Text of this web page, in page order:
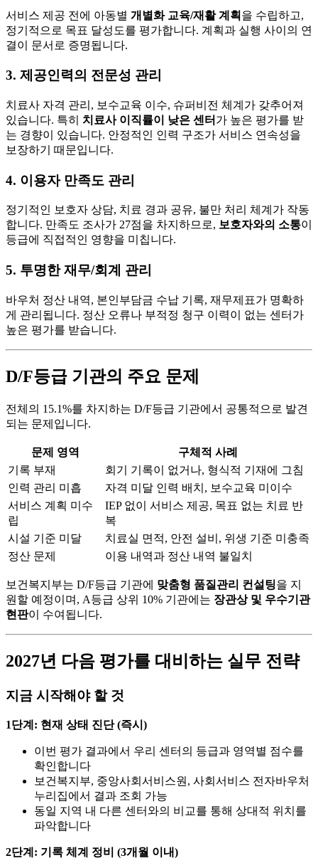
서비스 제공 전에 아동별 개별화 교육/재활 계획 을 수립하고,
정기적으로 목표 달성도를 평가합니다. 계획과 실행 사이의 연
결이 문서로 증명됩니다.
3. 제공인력의 전문성 관리
치료사 자격 관리, 보수교육 이수, 슈퍼비전 체계가 갖추어져
있습니다. 특히 치료사 이직률이 낮은 센터 가 높은 평가를 받
는 경향이 있습니다. 안정적인 인력 구조가 서비스 연속성을
보장하기 때문입니다.
4. 이용자 만족도 관리
정기적인 보호자 상담, 치료 경과 공유, 불만 처리 체계가 작동
합니다. 만족도 조사가 27점을 차지하므로, 보호자와의 소통이
등급에 직접적인 영향을 미칩니다.
5. 투명한 재무/회계 관리
바우처 정산 내역, 본인부담금 수납 기록, 재무제표가 명확하
게 관리됩니다. 정산 오류나 부적정 청구 이력이 없는 센터가
높은 평가를 받습니다.
D/F등급 기관의 주요 문제
전체의 15.1%를 차지하는 D/F등급 기관에서 공통적으로 발견
되는 문제입니다.
문제 영역
구체적 사례
기록 부재
회기 기록이 없거나, 형식적 기재에 그침
인력 관리 미흡
자격 미달 인력 배치, 보수교육 미이수
서비스 계획 미수
립
IEP 없이 서비스 제공, 목표 없는 치료 반
복
시설 기준 미달
치료실 면적, 안전 설비, 위생 기준 미충족
정산 문제
이용 내역과 정산 내역 불일치
보건복지부는 D/F등급 기관에 맞춤형 품질관리 컨설팅을 지
원할 예정이며, A등급 상위 10% 기관에는 장관상 및 우수기관
현판이 수여됩니다.
2027년 다음 평가를 대비하는 실무 전략
지금 시작해야 할 것
1단계: 현재 상태 진단 (즉시)
이번 평가 결과에서 우리 센터의 등급과 영역별 점수를
확인합니다
보건복지부, 중앙사회서비스원, 사회서비스 전자바우처
누리집에서 결과 조회 가능
동일 지역 내 다른 센터와의 비교를 통해 상대적 위치를
파악합니다
2단계: 기록 체계 정비 (3개월 이내)